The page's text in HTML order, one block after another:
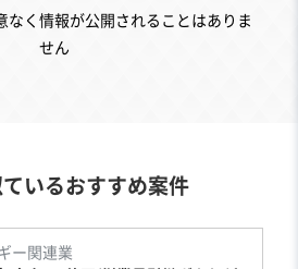
なく情報が公開されることはありま
せん
いるおすすめ案件
ー関連業